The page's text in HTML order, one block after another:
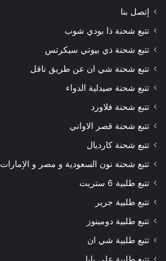
إتصل بنا
تتبع شحنة ذا بودي شوب
تتبع شحنة ذي بيوتي سيكرتس
تتبع شحنة شي ان عن طريق ناقل
تتبع شحنة صيدلية الدواء
تتبع شحنة فلاورد
تتبع شحنة قصر الاواني
تتبع شحنة كارديال
تتبع شحنة نون السعودية و مصر و الإمارات
تتبع طلبية 6 ستريت
تتبع طلبية جرير
تتبع طلبية دومينوز
تتبع طلبية شي ان
تتبع طلبية علي بابا